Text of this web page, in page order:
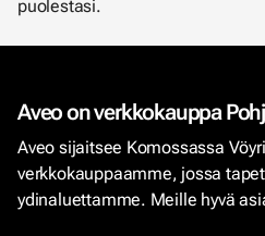
puolestasi.
Aveo on verkkokauppa
Aveo sijaitsee Komossassa
verkkokauppaamme, jossa
ydinaluettamme. Meille hyvä